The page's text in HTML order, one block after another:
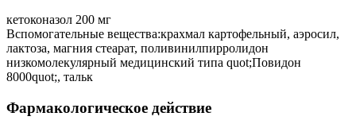
кетоконазол 200 мг
Вспомогательные вещества:крахмал картофельный, аэросил,
лактоза, магния стеарат, поливинилпирролидон
низкомолекулярный медицинский типа quot;Повидон
8000quot;, тальк
Фармакологическое действие